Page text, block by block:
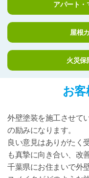
アパート・
屋根
火災保
お
外壁塗装を施工させて
の励みになります。
良い意見はありがたく
も真摯に向き合い、改
千葉県にお住まいで外